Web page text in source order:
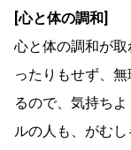
[心と体の調和]
心と体の調和が
ったりもせず、
るので、気持ち
ルの人も、がむ